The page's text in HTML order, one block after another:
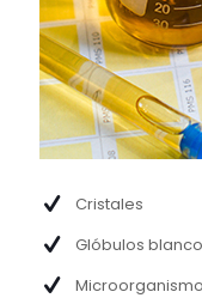
Cristales
Glóbulos